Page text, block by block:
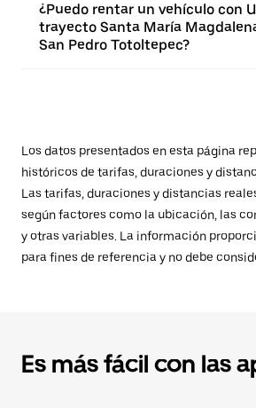
¿Puedo rentar un vehículo con
trayecto Santa María
San Pedro Totoltepec?
Los datos presentados en esta página
históricos de tarifas, duraciones y
Las tarifas, duraciones y distancias
según factores como la ubicación, las
y otras variables. La información
para fines de referencia y no debe
Es más fácil con las